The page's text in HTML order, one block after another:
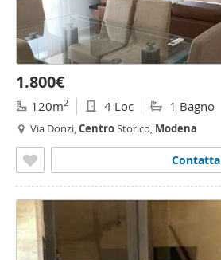
1.800€
120m2 4 Loc 1 Bagno
Via Donzi,CentroStorico, Modena
Contatta